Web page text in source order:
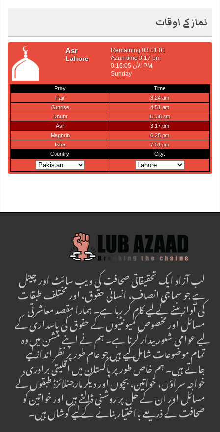
نماز کے اوقات
لب آزاد ایک تحقیقاتی صحافت کی ویب سائٹ اور چینل
ہے جو سماجی انصاف، انسانی حقوق، اور مختلف طبقات
کی آواز بننے کے لیے کام کر رہا ہے۔ ہمارا مقصد معاشرتی
مسائل اور مخصوص کمیونٹیوں کے حقوق کی پاسداری کے
لیے عوامی شعور بیدار کرنا ہے۔ ہم نے اپنے مشن میں وہ
تمام موضوعات شامل کیے ہیں جو عام طور پر نظر انداز کیے
جاتے ہیں۔ ہم خاص طور پر پاکستان میں اقلیتی برادری،
خواجہ سراؤں، خواتین، بچوں اور دیگر مارجنلائزڈ طبقوں کے
مسائل اور ان کے حل پر روشنی ڈالتے ہیں اور خواتین کو
صحافت کے ذریعے بااختیار بنانے کے لیے کوشاں ہیں۔